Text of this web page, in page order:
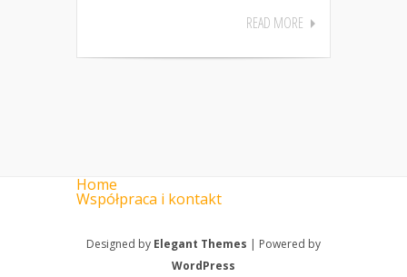
READ MORE
Home
Współpraca i kontakt
Designed by Elegant Themes | Powered by
WordPress